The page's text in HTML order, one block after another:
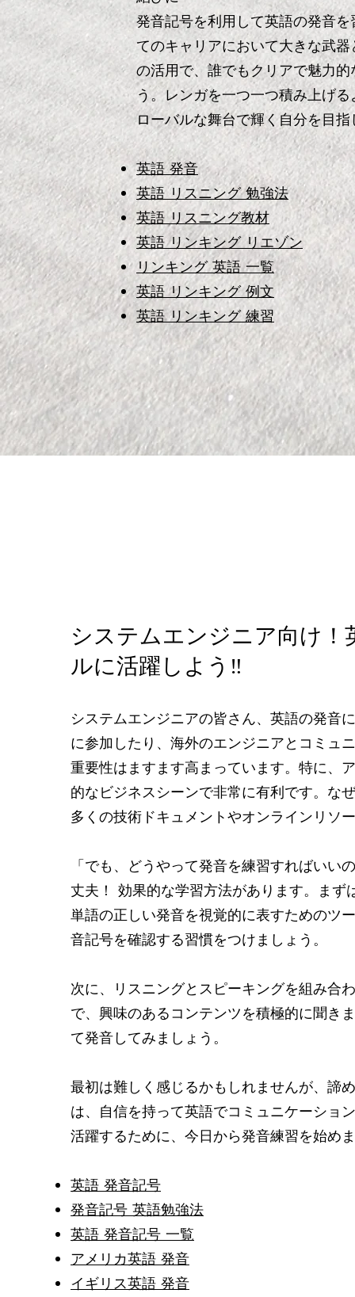
発音記号を利用して英語の発音
てのキャリアにおいて大きな武
の活用で、誰でもクリアで魅力
う。レンガを一つ一つ積み上げ
ローバルな舞台で輝く自分を目
​英語 発音
英語 リスニング 勉強法
英語 リスニング教材
英語 リンキング リエゾン
リンキング 英語 一覧
英語 リンキング 例文
英語 リンキング 練習
システムエンジニア向け
ルに活躍しよう‼
システムエンジニアの皆さん、英語の発音
に参加したり、海外のエンジニアとコミュ
重要性はますます高まっています。特に、
的なビジネスシーンで非常に有利です。な
多くの技術ドキュメントやオンラインリソ
「でも、どうやって発音を練習すればい
丈夫！ 効果的な学習方法があります。ま
単語の正しい発音を視覚的に表すためのツ
音記号を確認する習慣をつけましょう。
次に、リスニングとスピーキングを組み合
で、興味のあるコンテンツを積極的に聞き
て発音してみましょう。
最初は難しく感じるかもしれませんが、諦
は、自信を持って英語でコミュニケーショ
活躍するために、今日から発音練習を始め
英語 発音記号
発音記号 英語勉強法
​英語 発音記号 一覧
アメリカ英語 発音
イギリス英語 発音